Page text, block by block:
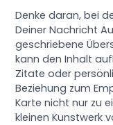
Denke daran, bei
Deiner Nachricht
geschriebene
kann den Inhalt
Zitate oder
Beziehung zum
Karte nicht nur zu
kleinen Kunstwerk